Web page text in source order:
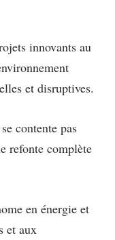
innovants au
et disruptives.
contente pas
refonte complète
en énergie et
et aux